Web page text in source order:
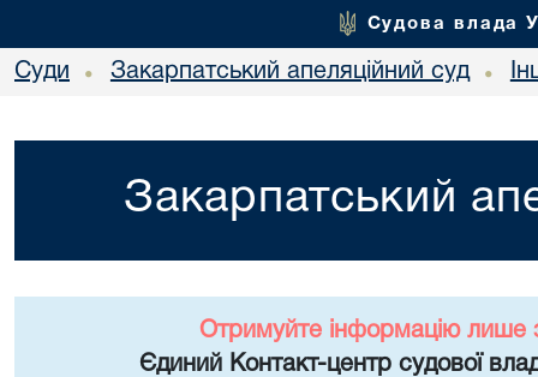
Судова влада
Суди • Закарпатський апеляційний суд •
Закарпатський
Отримуйте інформацію лише
Єдиний Контакт-центр судової